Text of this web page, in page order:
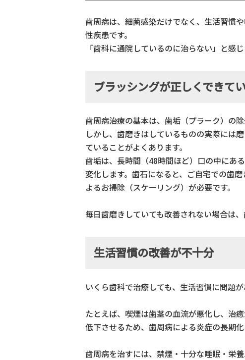
歯周病は、細菌感染だけでなく、生活習慣
性疾患です。
「歯科に通院しているのに治らない」と感
ブラッシングが正しくできて
歯周病治療の基本は、歯垢（プラーク）の除
しかし、歯磨きはしているものの実際には
ていることがよくあります。
歯垢は、長時間（48時間ほど）口の中にあ
変化します。歯石になると、ご自宅での歯
よるお掃除（スケーリング）が必要です。
毎日歯磨きしていても改善されない場合は
生活習慣の改善が不十分
いくら歯科で治療しても、生活習慣に問題
たとえば、喫煙は歯茎の血流が悪化し、治
低下させるため、歯周病による炎症の長期化
歯周病を治すには、禁煙・十分な睡眠・栄